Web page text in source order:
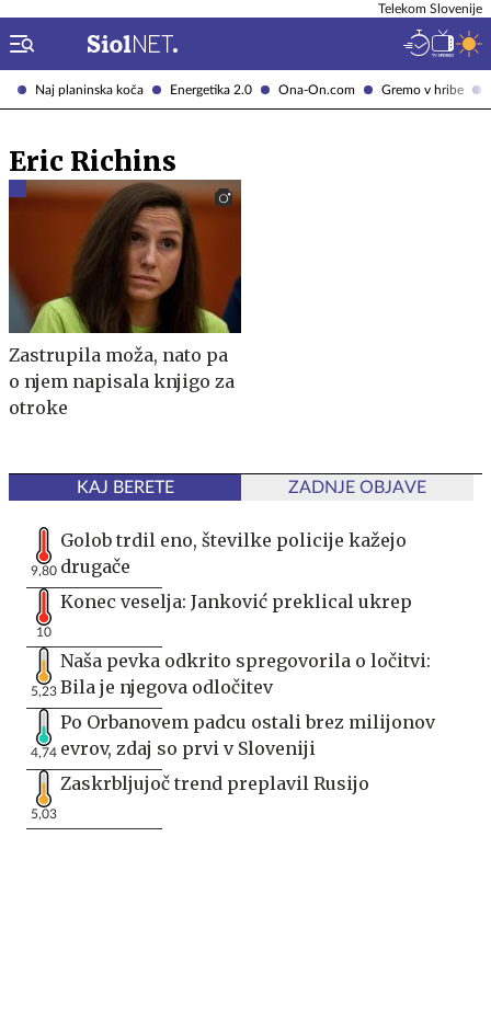
Naj planinska koča Energetika 2.0 Ona-On.com Gremo v hribe
Telekom Slovenije
Eric Richins
Zastrupila moža, nato pa
o njem napisala knjigo za
otroke
KAJ BERETE ZADNJE OBJAVE
9,80
Golob trdil eno, številke policije kažejo
drugače
10
Konec veselja: Janković preklical ukrep
5,23
Naša pevka odkrito spregovorila o ločitvi:
Bila je njegova odločitev
4,74
Po Orbanovem padcu ostali brez milijonov
evrov, zdaj so prvi v Sloveniji
5,03
Zaskrbljujoč trend preplavil Rusijo